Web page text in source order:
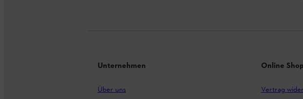
Unternehmen
Über uns
Online Shop
Vertrag